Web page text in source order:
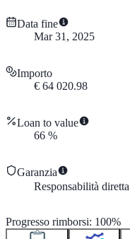
Data fine
Mar 31, 2025
Importo
€ 64 020.98
Loan to value
66 %
Garanzia
Responsabilità diretta
Progresso rimborsi: 100%